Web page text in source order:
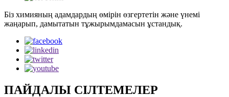
Біз химияның адамдардың өмірін өзгертетін және үнемі
жаңарып, дамытатын тұжырымдамасын ұстандық.
ПАЙДАЛЫ СІЛТЕМЕЛЕР